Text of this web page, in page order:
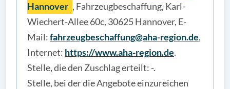
Hannover , Fahrzeugbeschaffung, Karl-
Wiechert-Allee 60c, 30625 Hannover, E-
Mail:fahrzeugbeschaffung@aha-region.de,
Internet: https://www.aha-region.de.
Stelle, die den Zuschlag erteilt: -.
Stelle, bei der die Angebote einzureichen